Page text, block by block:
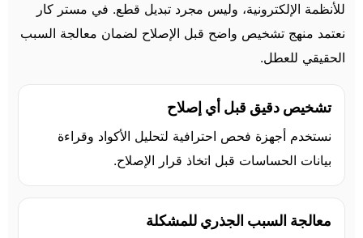
للأنظمة الإلكترونية، وليس مجرد تبديل قطع. في مستر كار
نعتمد منهج تشخيص واضح قبل الإصلاح لضمان معالجة السبب
الحقيقي للعطل.
تشخيص دقيق قبل أي إصلاح
نستخدم أجهزة فحص احترافية لتحليل الأكواد وقراءة
بيانات الحساسات قبل اتخاذ قرار الإصلاح.
معالجة السبب الجذري للمشكلة